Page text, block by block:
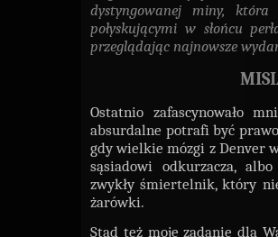
dystyngowanej miny, która
połyskującymi w słońcu
przeglądając najnowsze
Ostatnio zafascynowało
absurdalne potrafi być
gdy wielkie mózgi z Denver
sąsiadowi odkurzacza,
zwykły śmiertelnik, który
żarówki.
Stąd też moje zadanie dla